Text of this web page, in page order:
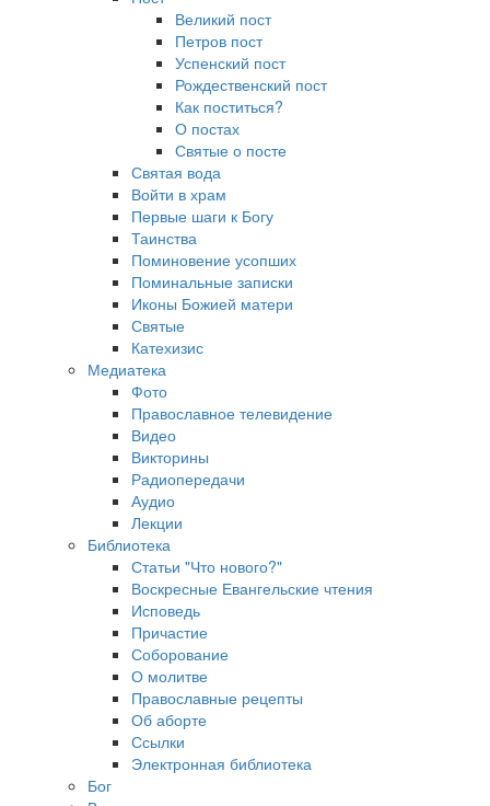
Великий пост
Петров пост
Успенский пост
Рождественский пост
Как поститься?
О постах
Святые о посте
Святая вода
Войти в храм
Первые шаги к Богу
Таинства
Поминовение усопших
Поминальные записки
Иконы Божией матери
Святые
Катехизис
Медиатека
Фото
Православное телевидение
Видео
Викторины
Радиопередачи
Аудио
Лекции
Библиотека
Статьи "Что нового?"
Воскресные Евангельские чтения
Исповедь
Причастие
Соборование
О молитве
Православные рецепты
Об аборте
Ссылки
Электронная библиотека
Бог